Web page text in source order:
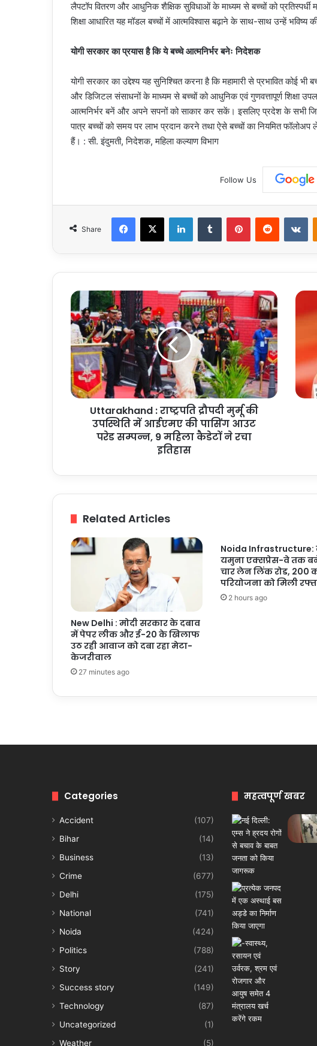
लैपटॉप वितरण और आधुनिक शैक्षिक सुविधाओं के माध्यम से बच्चों को प्रतिस्पर्धी
शिक्षा आधारित यह मॉडल बच्चों में आत्मविश्वास बढ़ाने के साथ-साथ उन्हें भविष्य
योगी सरकार का प्रयास है कि ये बच्चे आत्मनिर्भर बनेः निदेशक
योगी सरकार का उद्देश्य यह सुनिश्चित करना है कि महामारी से प्रभावित कोई भी
और डिजिटल संसाधनों के माध्यम से बच्चों को आधुनिक एवं गुणवत्तापूर्ण शिक्षा
आत्मनिर्भर बनें और अपने सपनों को साकार कर सकें। इसलिए प्रदेश के सभी
पात्र बच्चों को समय पर लाभ प्रदान करने तथा ऐसे बच्चों का नियमित
हैं। : सी. इंदुमती, निदेशक, महिला कल्याण विभाग
Follow Us
Share
Facebook
X LinkedInTumblr PinterestReddit
Uttarakhand
:
राष्ट्रपति
द्रौपदी
मुर्मू
की
उपस्थिति
में
आईएमए
कैडेटों
रचा
Uttarakhand : राष्ट्रपति द्रौपदी मुर्मू की
उपस्थिति में आईएमए की पासिंग आउट
परेड सम्पन्न, 9 महिला कैडेटों ने रचा
इतिहास
Uttar
:
आकर
करेंगे
Related Articles
New Delhi : मोदी सरकार के दबाव
में पेपर लीक और ई-20 के खिलाफ
उठ रही आवाज को दबा रहा मेटा-
केजरीवाल
27 minutes ago
Noida Infrastructure:
यमुना एक्सप्रेस-वे तक
चार लेन लिंक रोड, 200
परियोजना को मिली
2 hours ago
Categories
Accident
(107)
Bihar
(14)
Business
(13)
Crime
(677)
Delhi
(175)
National
(741)
Noida
(424)
Politics
(788)
Story
(241)
Success story
(149)
Technology
(87)
Uncategorized
(1)
Weather
(5)
महत्वपूर्ण खबर